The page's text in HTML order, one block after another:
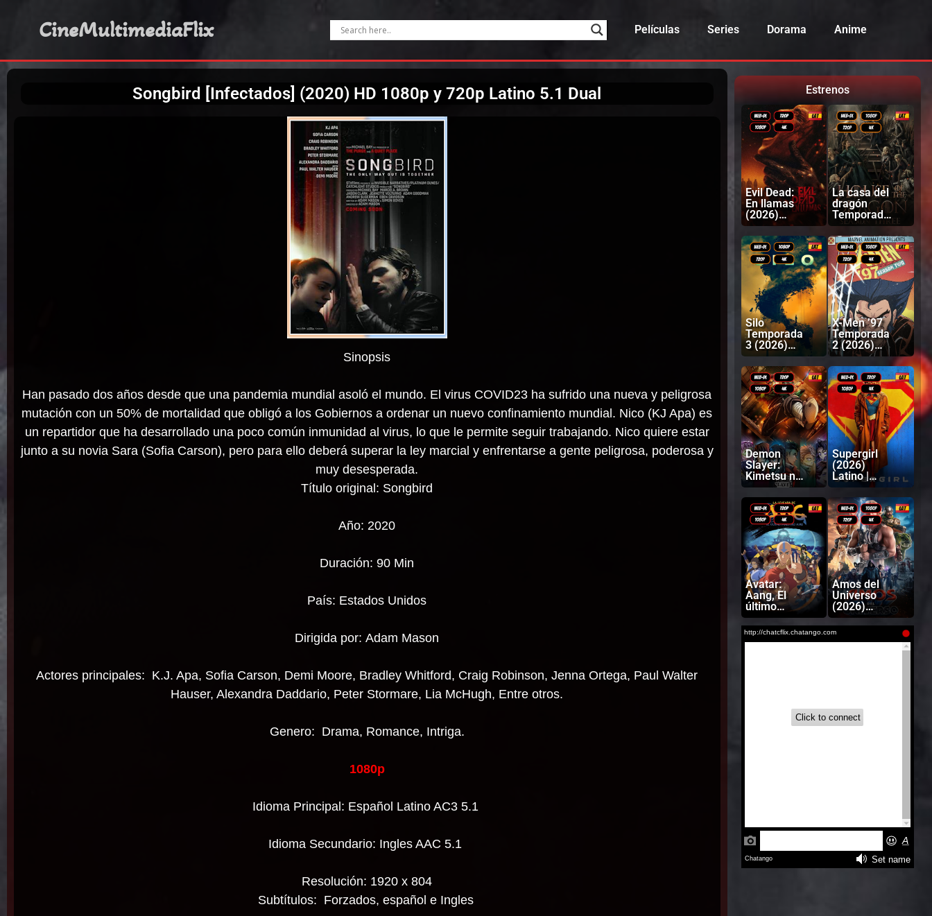
CineMultimediaFlix Películas Series Dorama Anime
Songbird [Infectados] (2020) HD 1080p y 720p Latino 5.1 Dual
Sinopsis
Han pasado dos años desde que una pandemia mundial asoló el mundo. El virus COVID23 ha sufrido una nueva y peligrosa
mutación con un 50% de mortalidad que obligó a los Gobiernos a ordenar un nuevo confinamiento mundial. Nico (KJ Apa) es
un repartidor que ha desarrollado una poco común inmunidad al virus, lo que le permite seguir trabajando. Nico quiere estar
junto a su novia Sara (Sofia Carson), pero para ello deberá superar la ley marcial y enfrentarse a gente peligrosa, poderosa y
muy desesperada.
Título original: Songbird
Año: 2020
Duración: 90 Min
País: Estados Unidos
Dirigida por: Adam Mason
Actores principales: K.J. Apa, Sofia Carson, Demi Moore, Bradley Whitford, Craig Robinson, Jenna Ortega, Paul Walter
Hauser, Alexandra Daddario, Peter Stormare, Lia McHugh, Entre otros.
Genero: Drama, Romance, Intriga.
1080p
Idioma Principal: Español Latino AC3 5.1
Idioma Secundario: Ingles AAC 5.1
Resolución: 1920 x 804
Subtítulos: Forzados, español e Ingles
Estrenos
Evil Dead:
En llamas
(2026)
Latino |
Inglés
La casa del
dragón
Temporada
3 (2026)
Latino |
Ingles
Silo
Temporada
3 (2026)
Latino |
Inglés
X-Men ’97
Temporada
2 (2026)
Latino |
Inglés
Demon
Slayer:
Kimetsu no
Yaiba
Castillo
infinito
(2025)
Latino |
Japonés
Supergirl
(2026)
Latino |
Inglés
Avatar:
Aang, El
último
Maestro
Aire (2026)
Latino |
Amos del
Universo
(2026)
Latino |
Inglés